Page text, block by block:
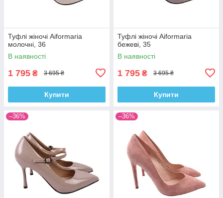
Туфлі жіночі Aiformaria
молочні, 36
В наявності
1 795 ₴ 3 695 ₴
Купити
Туфлі жіночі Aiformaria
бежеві, 35
В наявності
1 795 ₴ 3 695 ₴
Купити
–36% –36%